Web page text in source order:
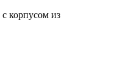
корпусом из